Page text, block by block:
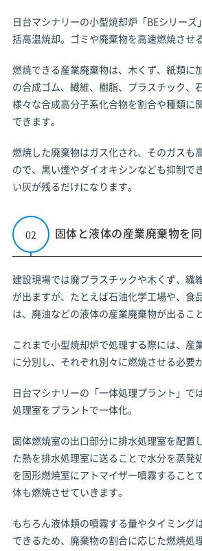
日台マシナリーの小型焼却炉「BEシリー
括高温焼却。ゴミや廃棄物を高速燃焼させ
燃焼できる産業廃棄物は、木くず、紙類に
の合成ゴム、繊維、樹脂、プラスチック、
様々な合成高分子系化合物を割合や種類に
できます。
燃焼した廃棄物はガス化され、そのガスも
ので、黒い煙やダイオキシンなども抑制で
い灰が残るだけになります。
固体と液体の産業廃棄物を
建設現場では廃プラスチックや木くず、繊
が出ますが、たとえば石油化学工場や、食
は、廃油などの液体の産業廃棄物が出るこ
これまで小型焼却炉で処理する際には、産
に分別し、それぞれ別々に燃焼させる必要
日台マシナリーの「一体処理プラント」で
処理室をプラントで一体化。
固体燃焼室の出口部分に排水処理室を配置
た熱を排水処理室に送ることで水分を蒸発
を固形燃焼室にアトマイザー噴霧すること
体も燃焼させていきます。
もちろん液体類の噴霧する量やタイミング
できるため、廃棄物の割合に応じた燃焼処